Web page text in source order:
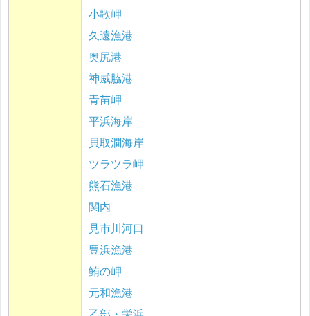
小歌岬
久遠漁港
奥尻港
神威脇港
青苗岬
平浜海岸
貝取澗海岸
ツラツラ岬
熊石漁港
関内
見市川河口
豊浜漁港
鮪の岬
元和漁港